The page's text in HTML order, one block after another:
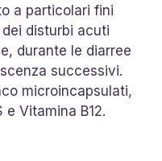
a particolari fini
disturbi acuti
durante le diarree
successivi.
microincapsulati,
e Vitamina B12.